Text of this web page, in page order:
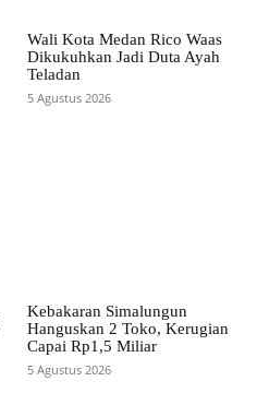
Wali Kota Medan Rico Waas
Dikukuhkan Jadi Duta Ayah
Teladan
5 Agustus 2026
Kebakaran Simalungun
Hanguskan 2 Toko, Kerugian
Capai Rp1,5 Miliar
5 Agustus 2026